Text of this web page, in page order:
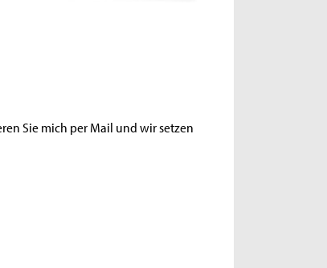
Sie mich per Mail und wir setzen